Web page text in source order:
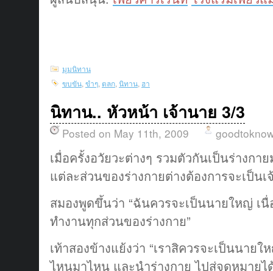
มุมนิทาน
ขบขัน ขำๆ ตลก นิทาน ฮา
นิทาน.. หัวหน้า เจ้านาย 3/3
Posted on May 11th, 2009
เมื่อครั้งอวัยวะต่างๆ รวมตัวกันเป็นร่างกา
แต่ละส่วนของร่างกายต่างต้องการจะเป็น
สมองพูดขึ้นว่า “ฉันควรจะเป็นนายใหญ่ เ
ทำงานทุกส่วนของร่างกาย”
เท้าสองข้างแย้งว่า “เราสิควรจะเป็นนายใ
ไหนมาไหน และนำร่างกาย ไปสู่จุดหมายไ